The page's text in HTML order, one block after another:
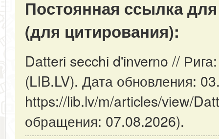
Постоянная ссылка
(для цитирования):
Datteri secchi d'inverno //
(LIB.LV). Дата обновления:
https://lib.lv/m/articles/view/
обращения: 07.08.2026).